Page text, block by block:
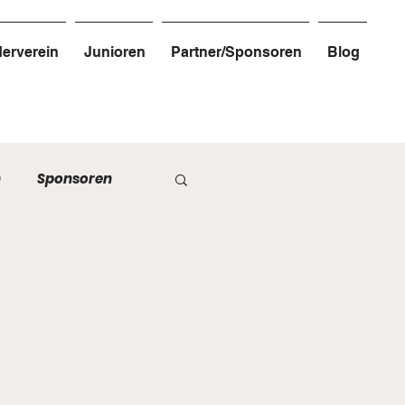
Junioren Partner/Sponsoren Blog
Sponsoren